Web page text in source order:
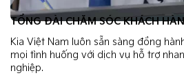
TỔNG ĐÀI CHĂM SÓC KHÁCH
Kia Việt Nam luôn sẵn sàng đồng
mọi tình huống với dịch vụ hỗ trợ
nghiệp.